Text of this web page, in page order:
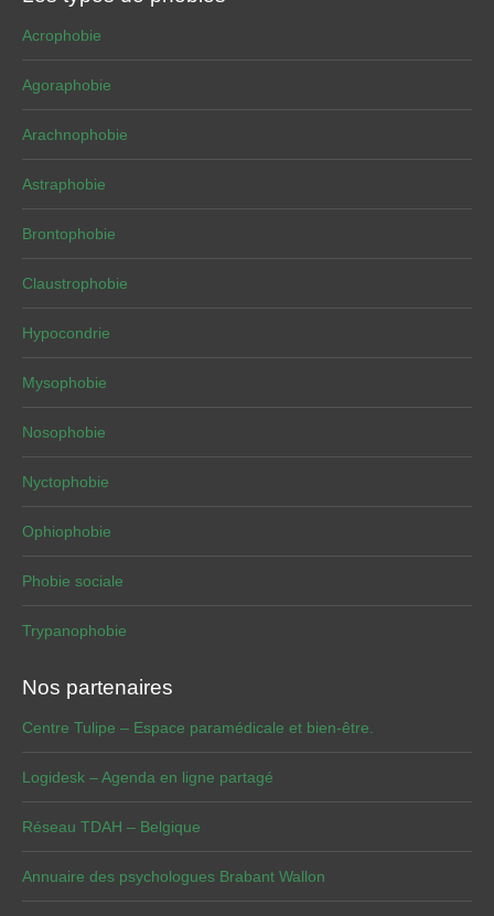
Acrophobie
Agoraphobie
Arachnophobie
Astraphobie
Brontophobie
Claustrophobie
Hypocondrie
Mysophobie
Nosophobie
Nyctophobie
Ophiophobie
Phobie sociale
Trypanophobie
Nos partenaires
Centre Tulipe – Espace paramédicale et bien-être.
Logidesk – Agenda en ligne partagé
Réseau TDAH – Belgique
Annuaire des psychologues Brabant Wallon